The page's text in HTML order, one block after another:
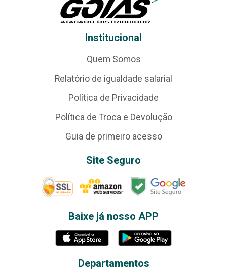
Institucional
Quem Somos
Relatório de igualdade salarial
Política de Privacidade
Política de Troca e Devolução
Guia de primeiro acesso
Site Seguro
Baixe já nosso APP
Departamentos